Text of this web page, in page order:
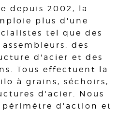
depuis 2002, la
plus d'une
tel que des
des
d'acier et des
Tous effectuent la
à grains, séchoirs,
d'acier. Nous
périmétre d'action et